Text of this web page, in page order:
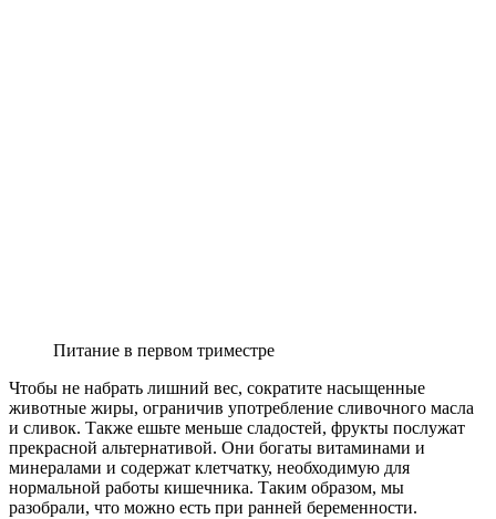
Питание в первом триместре
Чтобы не набрать лишний вес, сократите насыщенные
животные жиры, ограничив употребление сливочного масла
и сливок. Также ешьте меньше сладостей, фрукты послужат
прекрасной альтернативой. Они богаты витаминами и
минералами и содержат клетчатку, необходимую для
нормальной работы кишечника. Таким образом, мы
разобрали, что можно есть при ранней беременности.